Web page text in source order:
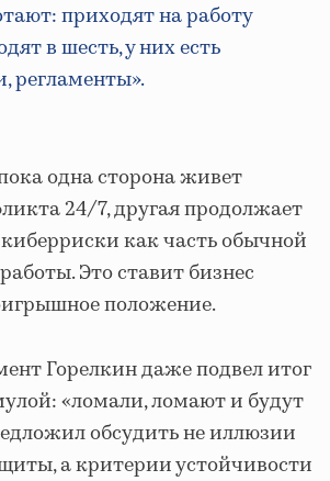
приходят на работу
в шесть, у них есть
регламенты».
одна сторона живет
24/7, другая продолжает
как часть обычной
Это ставит бизнес
положение.
Горелкин даже подвел итог
«ломали, ломают и будут
обсудить не иллюзии
а критерии устойчивости